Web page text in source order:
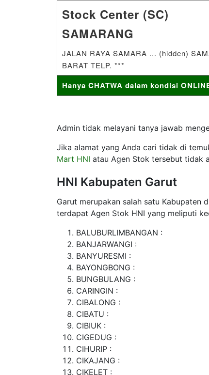
Stock Center (SC)
SAMARANG
JALAN RAYA SAMARA ... (hidden)
BARAT TELP. ***
Hanya CHATWA dalam kondisi
Admin tidak melayani tanya jawab
Jika alamat yang Anda cari tidak di
Mart HNI atau Agen Stok tersebut tidak
HNI Kabupaten Garut
Garut merupakan salah satu Kabupaten
terdapat Agen Stok HNI yang meliputi
BALUBURLIMBANGAN :
BANJARWANGI :
BANYURESMI :
BAYONGBONG :
BUNGBULANG :
CARINGIN :
CIBALONG :
CIBATU :
CIBIUK :
CIGEDUG :
CIHURIP :
CIKAJANG :
CIKELET :